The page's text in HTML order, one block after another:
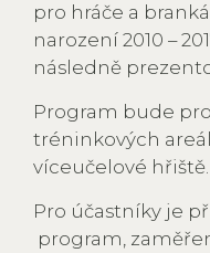
pro hráče a
narození 2010 –
následně
Program bude
tréninkových
víceučelové hřiště.
Pro účastníky je
program,